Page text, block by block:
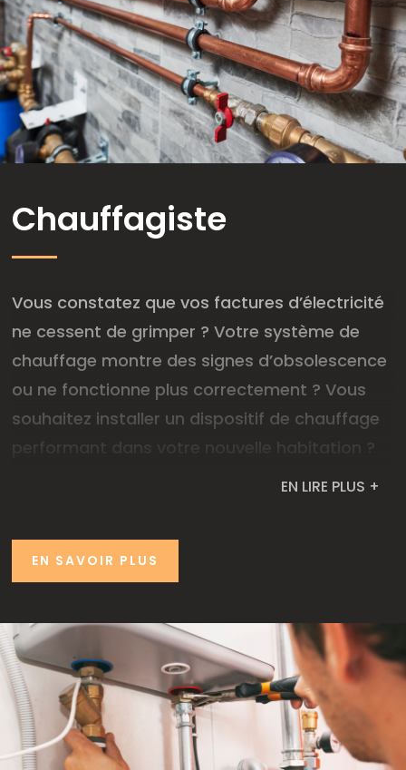
Chauffagiste
Vous constatez que vos factures d’électricité
ne cessent de grimper ? Votre système de
chauffage montre des signes d’obsolescence
ou ne fonctionne plus correctement ? Vous
souhaitez installer un dispositif de chauffage
performant dans votre nouvelle habitation ?
solutions de
pour vous permettre de réaliser des
économies d’énergie significatives. Nous
de chauffage modernes, larénovationde vos
équipements existants et l’entretienrégulier
de vos chaudières pour assurer leur efficacité
et leur durabilité.
EN LIRE PLUS +
EN SAVOIR PLUS